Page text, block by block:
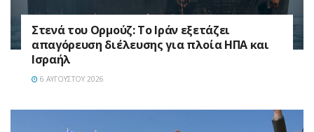
Στενά του Ορμούζ: Το Ιράν εξετάζει
απαγόρευση διέλευσης για πλοία ΗΠΑ και
Ισραήλ
6 ΑΥΓΟΎΣΤΟΥ 2026